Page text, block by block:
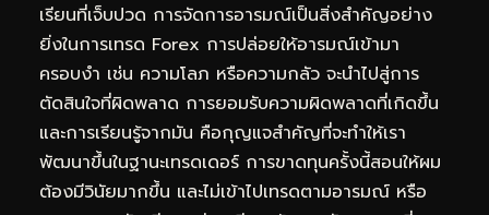
เรียนที่เจ็บปวด การจัดการอารมณ์เป็นสิ่งสำคัญอย่าง
ยิ่งในการเทรด Forex การปล่อยให้อารมณ์เข้ามา
ครอบงำ เช่น ความโลภ หรือความกลัว จะนำไปสู่การ
ตัดสินใจที่ผิดพลาด การยอมรับความผิดพลาดที่เกิดขึ้น
และการเรียนรู้จากมัน คือกุญแจสำคัญที่จะทำให้เรา
พัฒนาขึ้นในฐานะเทรดเดอร์ การขาดทุนครั้งนี้สอนให้ผม
ต้องมีวินัยมากขึ้น และไม่เข้าไปเทรดตามอารมณ์ หรือ